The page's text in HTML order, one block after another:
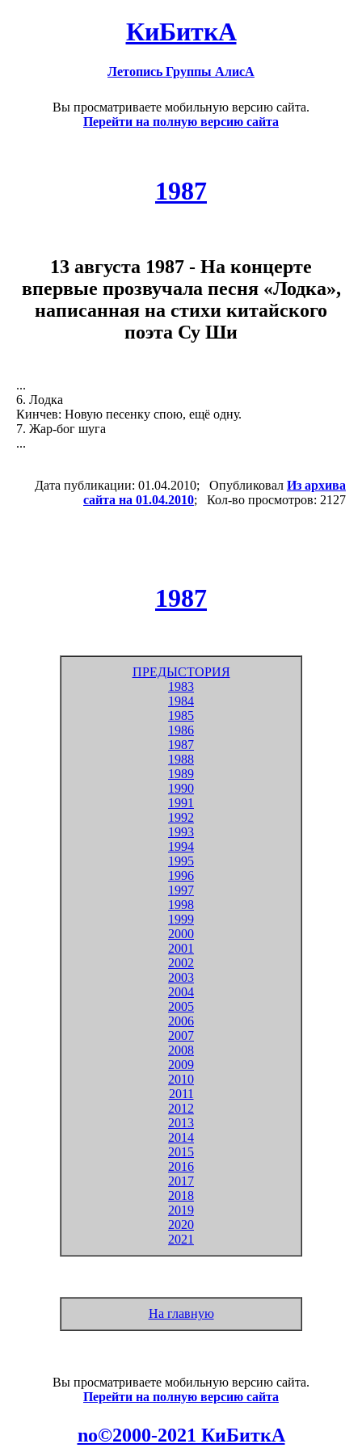
КиБиткА
Летопись Группы АлисА
Вы просматриваете мобильную версию сайта.
Перейти на полную версию сайта
1987
13 августа 1987 - На концерте
впервые прозвучала песня «Лодка»,
написанная на стихи китайского
поэта Су Ши
...
6. Лодка
Кинчев: Новую песенку спою, ещё одну.
7. Жар-бог шуга
...
Дата публикации: 01.04.2010; Опубликовал Из архива
сайта на 01.04.2010; Кол-во просмотров: 2127
1987
ПРЕДЫСТОРИЯ
1983
1984
1985
1986
1987
1988
1989
1990
1991
1992
1993
1994
1995
1996
1997
1998
1999
2000
2001
2002
2003
2004
2005
2006
2007
2008
2009
2010
2011
2012
2013
2014
2015
2016
2017
2018
2019
2020
2021
На главную
Вы просматриваете мобильную версию сайта.
Перейти на полную версию сайта
no©2000-2021 КиБиткА